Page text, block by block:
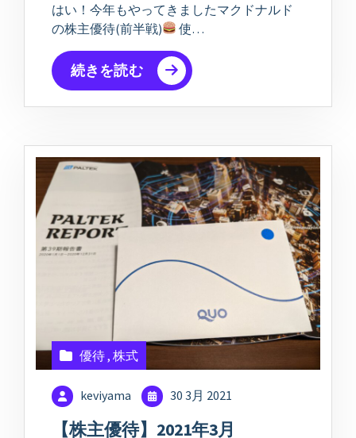
はい！今年もやってきましたマクドナルド
の株主優待(前半戦)
使…
続きを読む
優待, 株式
keviyama 30 3月 2021
【株主優待】2021年3月